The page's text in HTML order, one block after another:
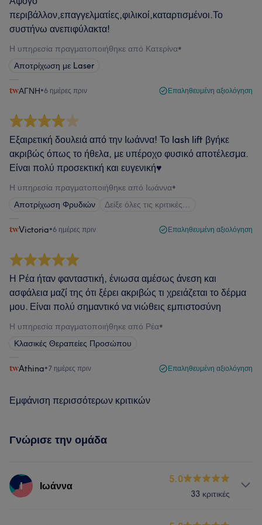
περιβάλλον,επαγγελματίες,φιλικοί,καταρτισμένοι.Το
συστήνω ανεπιφύλακτα!
Η υπηρεσία πραγματοποιήθηκε από Κατερίνα•
Αποτρίχωση με Laser
ΑΓΝΗ•6 ημέρες πριν Επαληθευμένη αξιολόγηση
Εξαιρετική δουλειά από την Ιωάννα! Το lash lift βγήκε
ακριβώς όπως το ήθελα, με υπέροχο φυσικό αποτέλεσμα.
Είναι πολύ προσεκτική και ευγενική♥️
Η υπηρεσία πραγματοποιήθηκε από Ιωάννα•
Αποτρίχωση Φρυδιών
Δείξε όλες τις κριτικές…
Victoria•6 ημέρες πριν Επαληθευμένη αξιολόγηση
Η Ρέα ήταν φανταστική, ένιωσα αμέσως άνεση και
ασφάλεια μαζί της ότι ξέρει ακριβώς τι χρειάζεται το δέρμα
μου. Είναι πολύ σημαντικό να νιώθεις εμπιστοσύνη
Η υπηρεσία πραγματοποιήθηκε από Ρέα•
Κλασικές Θεραπείες Προσώπου
Athina•7 ημέρες πριν Επαληθευμένη αξιολόγηση
Εμφάνιση περισσότερων κριτικών
Γνώρισε την ομάδα
Ι Ιωάννα
5.0
33 κριτικές